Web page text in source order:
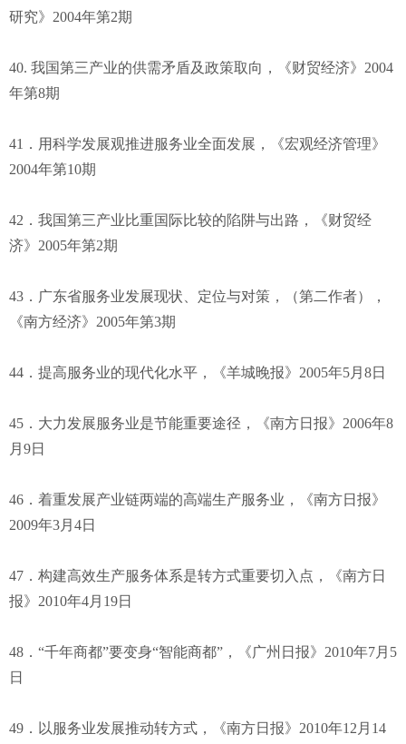
研究》2004年第2期
40. 我国第三产业的供需矛盾及政策取向，《财贸经济》2004
年第8期
41．用科学发展观推进服务业全面发展，《宏观经济管理》
2004年第10期
42．我国第三产业比重国际比较的陷阱与出路，《财贸经
济》2005年第2期
43．广东省服务业发展现状、定位与对策，（第二作者），
《南方经济》2005年第3期
44．提高服务业的现代化水平，《羊城晚报》2005年5月8日
45．大力发展服务业是节能重要途径，《南方日报》2006年8
月9日
46．着重发展产业链两端的高端生产服务业，《南方日报》
2009年3月4日
47．构建高效生产服务体系是转方式重要切入点，《南方日
报》2010年4月19日
48．“千年商都”要变身“智能商都”，《广州日报》2010年7月5
日
49．以服务业发展推动转方式，《南方日报》2010年12月14